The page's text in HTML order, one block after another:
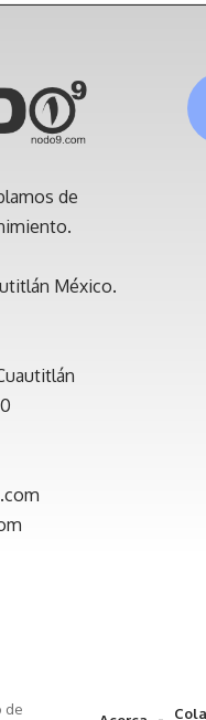
de
México.
de